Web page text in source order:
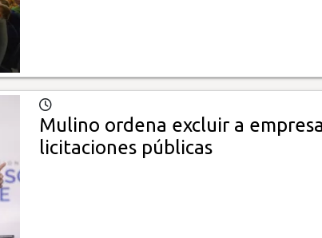
Mulino ordena excluir a
licitaciones públicas